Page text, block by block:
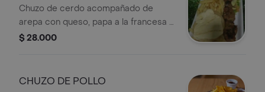
Chuzo de cerdo acompañado de
arepa con queso, papa a la francesa y
ensalada.
$ 28.000
CHUZO DE POLLO